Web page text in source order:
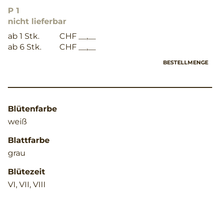
P 1
nicht lieferbar
ab 1 Stk.
CHF __,__
ab 6 Stk.
CHF __,__
BESTELLMENGE
Blütenfarbe
weiß
Blattfarbe
grau
Blütezeit
VI, VII, VIII